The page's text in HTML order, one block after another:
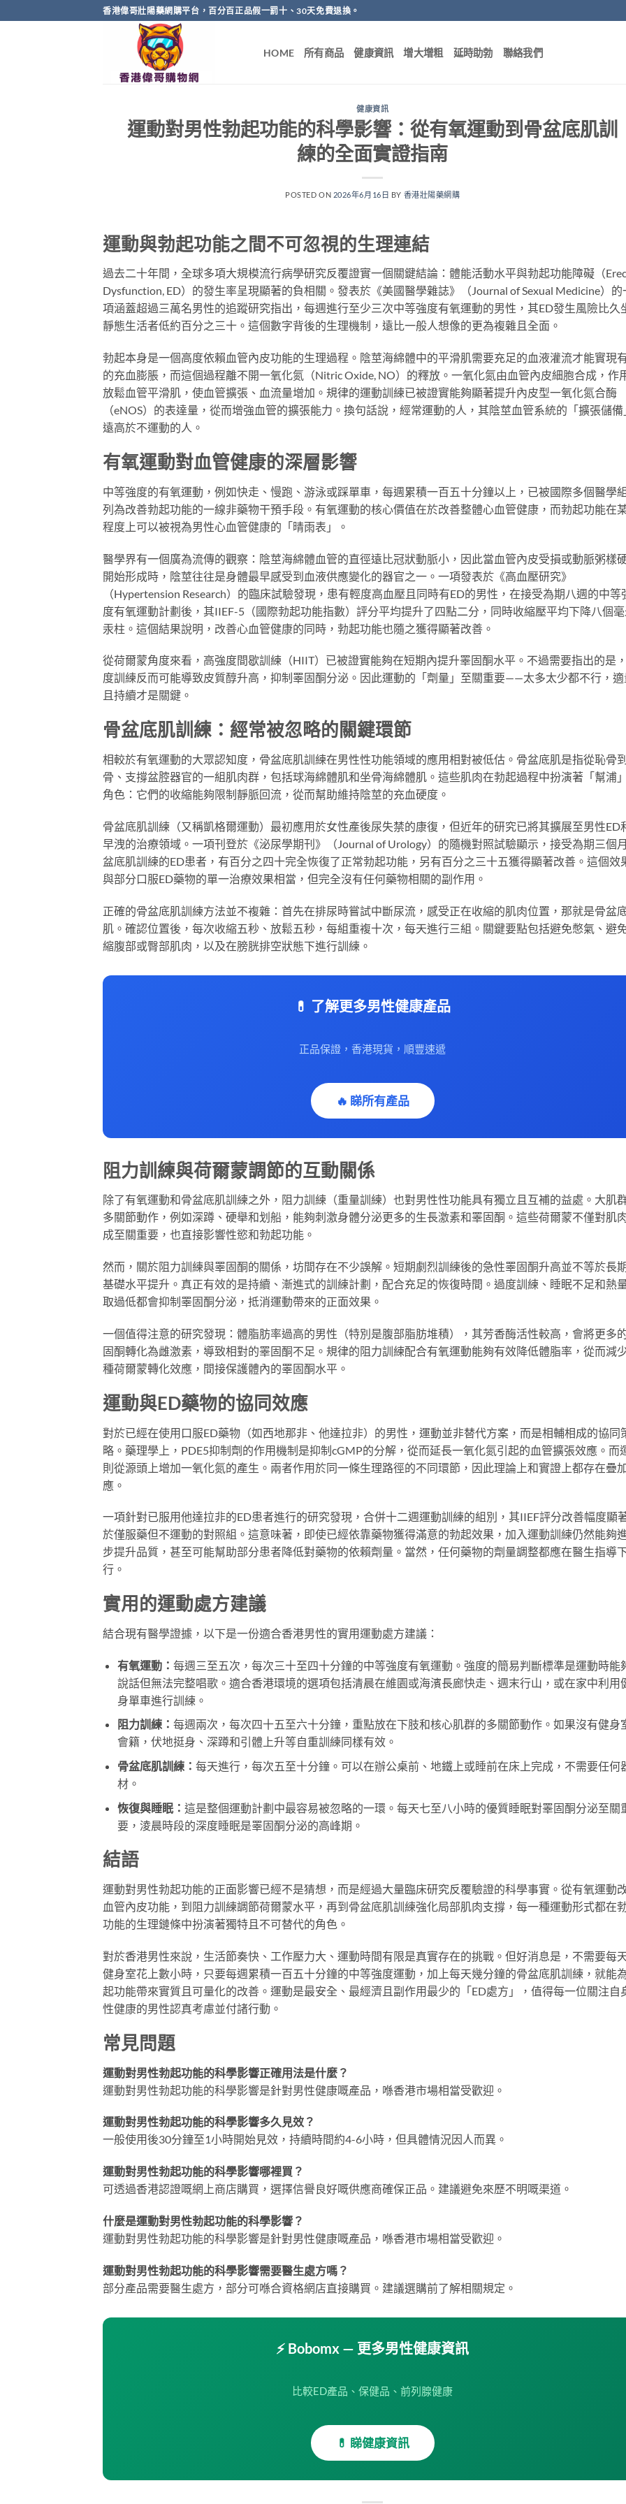
to
香港偉哥壯陽藥網購平台，百分百正品假一罰十、30天免費退換。
HOME 所有商品 健康資訊 增大增粗 延時助勃 聯絡我們
健康資訊
運動對男性勃起功能的科學影響：從有氧運動到骨盆底肌訓
練的全面實證指南
POSTED ON 2026年6月16日 BY 香港壯陽藥網購
運動與勃起功能之間不可忽視的生理連結
過去二十年間，全球多項大規模流行病學研究反覆證實一個關鍵結論：體能活動水平與勃起功能障礙（
Dysfunction, ED）的發生率呈現顯著的負相關。發表於《美國醫學雜誌》（Journal of Sexual Medicine）的
項涵蓋超過三萬名男性的追蹤研究指出，每週進行至少三次中等強度有氧運動的男性，其ED發生風險比久
靜態生活者低約百分之三十。這個數字背後的生理機制，遠比一般人想像的更為複雜且全面。
勃起本身是一個高度依賴血管內皮功能的生理過程。陰莖海綿體中的平滑肌需要充足的血液灌流才能實現
的充血膨脹，而這個過程離不開一氧化氮（Nitric Oxide, NO）的釋放。一氧化氮由血管內皮細胞合成，作
放鬆血管平滑肌，使血管擴張、血流量增加。規律的運動訓練已被證實能夠顯著提升內皮型一氧化氮合酶
（eNOS）的表達量，從而增強血管的擴張能力。換句話說，經常運動的人，其陰莖血管系統的「擴張儲備
遠高於不運動的人。
有氧運動對血管健康的深層影響
中等強度的有氧運動，例如快走、慢跑、游泳或踩單車，每週累積一百五十分鐘以上，已被國際多個醫學
列為改善勃起功能的一線非藥物干預手段。有氧運動的核心價值在於改善整體心血管健康，而勃起功能在
程度上可以被視為男性心血管健康的「晴雨表」。
醫學界有一個廣為流傳的觀察：陰莖海綿體血管的直徑遠比冠狀動脈小，因此當血管內皮受損或動脈粥樣
開始形成時，陰莖往往是身體最早感受到血液供應變化的器官之一。一項發表於《高血壓研究》
（Hypertension Research）的臨床試驗發現，患有輕度高血壓且同時有ED的男性，在接受為期八週的中等
度有氧運動計劃後，其IIEF-5（國際勃起功能指數）評分平均提升了四點二分，同時收縮壓平均下降八個
汞柱。這個結果說明，改善心血管健康的同時，勃起功能也隨之獲得顯著改善。
從荷爾蒙角度來看，高強度間歇訓練（HIIT）已被證實能夠在短期內提升睪固酮水平。不過需要指出的是
度訓練反而可能導致皮質醇升高，抑制睪固酮分泌。因此運動的「劑量」至關重要——太多太少都不行，適
且持續才是關鍵。
骨盆底肌訓練：經常被忽略的關鍵環節
相較於有氧運動的大眾認知度，骨盆底肌訓練在男性性功能領域的應用相對被低估。骨盆底肌是指從恥骨
骨、支撐盆腔器官的一組肌肉群，包括球海綿體肌和坐骨海綿體肌。這些肌肉在勃起過程中扮演著「幫浦
角色：它們的收縮能夠限制靜脈回流，從而幫助維持陰莖的充血硬度。
骨盆底肌訓練（又稱凱格爾運動）最初應用於女性產後尿失禁的康復，但近年的研究已將其擴展至男性ED
早洩的治療領域。一項刊登於《泌尿學期刊》（Journal of Urology）的隨機對照試驗顯示，接受為期三個
盆底肌訓練的ED患者，有百分之四十完全恢復了正常勃起功能，另有百分之三十五獲得顯著改善。這個效
與部分口服ED藥物的單一治療效果相當，但完全沒有任何藥物相關的副作用。
正確的骨盆底肌訓練方法並不複雜：首先在排尿時嘗試中斷尿流，感受正在收縮的肌肉位置，那就是骨盆
肌。確認位置後，每次收縮五秒、放鬆五秒，每組重複十次，每天進行三組。關鍵要點包括避免憋氣、避
縮腹部或臀部肌肉，以及在膀胱排空狀態下進行訓練。
💊 了解更多男性健康產品
正品保證，香港現貨，順豐速遞
🔥 睇所有產品
阻力訓練與荷爾蒙調節的互動關係
除了有氧運動和骨盆底肌訓練之外，阻力訓練（重量訓練）也對男性性功能具有獨立且互補的益處。大肌
多關節動作，例如深蹲、硬舉和划船，能夠刺激身體分泌更多的生長激素和睪固酮。這些荷爾蒙不僅對肌
成至關重要，也直接影響性慾和勃起功能。
然而，關於阻力訓練與睪固酮的關係，坊間存在不少誤解。短期劇烈訓練後的急性睪固酮升高並不等於長
基礎水平提升。真正有效的是持續、漸進式的訓練計劃，配合充足的恢復時間。過度訓練、睡眠不足和熱
取過低都會抑制睪固酮分泌，抵消運動帶來的正面效果。
一個值得注意的研究發現：體脂肪率過高的男性（特別是腹部脂肪堆積），其芳香酶活性較高，會將更多
固酮轉化為雌激素，導致相對的睪固酮不足。規律的阻力訓練配合有氧運動能夠有效降低體脂率，從而減
種荷爾蒙轉化效應，間接保護體內的睪固酮水平。
運動與ED藥物的協同效應
對於已經在使用口服ED藥物（如西地那非、他達拉非）的男性，運動並非替代方案，而是相輔相成的協同
略。藥理學上，PDE5抑制劑的作用機制是抑制cGMP的分解，從而延長一氧化氮引起的血管擴張效應。而
則從源頭上增加一氧化氮的產生。兩者作用於同一條生理路徑的不同環節，因此理論上和實證上都存在疊
應。
一項針對已服用他達拉非的ED患者進行的研究發現，合併十二週運動訓練的組別，其IIEF評分改善幅度顯
於僅服藥但不運動的對照組。這意味著，即使已經依靠藥物獲得滿意的勃起效果，加入運動訓練仍然能夠
步提升品質，甚至可能幫助部分患者降低對藥物的依賴劑量。當然，任何藥物的劑量調整都應在醫生指導
行。
實用的運動處方建議
結合現有醫學證據，以下是一份適合香港男性的實用運動處方建議：
有氧運動： 每週三至五次，每次三十至四十分鐘的中等強度有氧運動。強度的簡易判斷標準是運動時能
說話但無法完整唱歌。適合香港環境的選項包括清晨在維園或海濱長廊快走、週末行山，或在家中利用
身單車進行訓練。
阻力訓練： 每週兩次，每次四十五至六十分鐘，重點放在下肢和核心肌群的多關節動作。如果沒有健身
會籍，伏地挺身、深蹲和引體上升等自重訓練同樣有效。
骨盆底肌訓練： 每天進行，每次五至十分鐘。可以在辦公桌前、地鐵上或睡前在床上完成，不需要任何
材。
恢復與睡眠： 這是整個運動計劃中最容易被忽略的一環。每天七至八小時的優質睡眠對睪固酮分泌至關
要，淩晨時段的深度睡眠是睪固酮分泌的高峰期。
結語
運動對男性勃起功能的正面影響已經不是猜想，而是經過大量臨床研究反覆驗證的科學事實。從有氧運動
血管內皮功能，到阻力訓練調節荷爾蒙水平，再到骨盆底肌訓練強化局部肌肉支撐，每一種運動形式都在
功能的生理鏈條中扮演著獨特且不可替代的角色。
對於香港男性來說，生活節奏快、工作壓力大、運動時間有限是真實存在的挑戰。但好消息是，不需要每
健身室花上數小時，只要每週累積一百五十分鐘的中等強度運動，加上每天幾分鐘的骨盆底肌訓練，就能
起功能帶來實質且可量化的改善。運動是最安全、最經濟且副作用最少的「ED處方」，值得每一位關注自
性健康的男性認真考慮並付諸行動。
常見問題
運動對男性勃起功能的科學影響正確用法是什麼？
運動對男性勃起功能的科學影響是針對男性健康嘅產品，喺香港市場相當受歡迎。
運動對男性勃起功能的科學影響多久見效？
一般使用後30分鐘至1小時開始見效，持續時間約4-6小時，但具體情況因人而異。
運動對男性勃起功能的科學影響哪裡買？
可透過香港認證嘅網上商店購買，選擇信譽良好嘅供應商確保正品。建議避免來歷不明嘅渠道。
什麼是運動對男性勃起功能的科學影響？
運動對男性勃起功能的科學影響是針對男性健康嘅產品，喺香港市場相當受歡迎。
運動對男性勃起功能的科學影響需要醫生處方嗎？
部分產品需要醫生處方，部分可喺合資格網店直接購買。建議選購前了解相關規定。
⚡ Bobomx — 更多男性健康資訊
比較ED產品、保健品、前列腺健康
💊 睇健康資訊